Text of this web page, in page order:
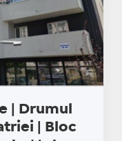
| Drumul
| Bloc